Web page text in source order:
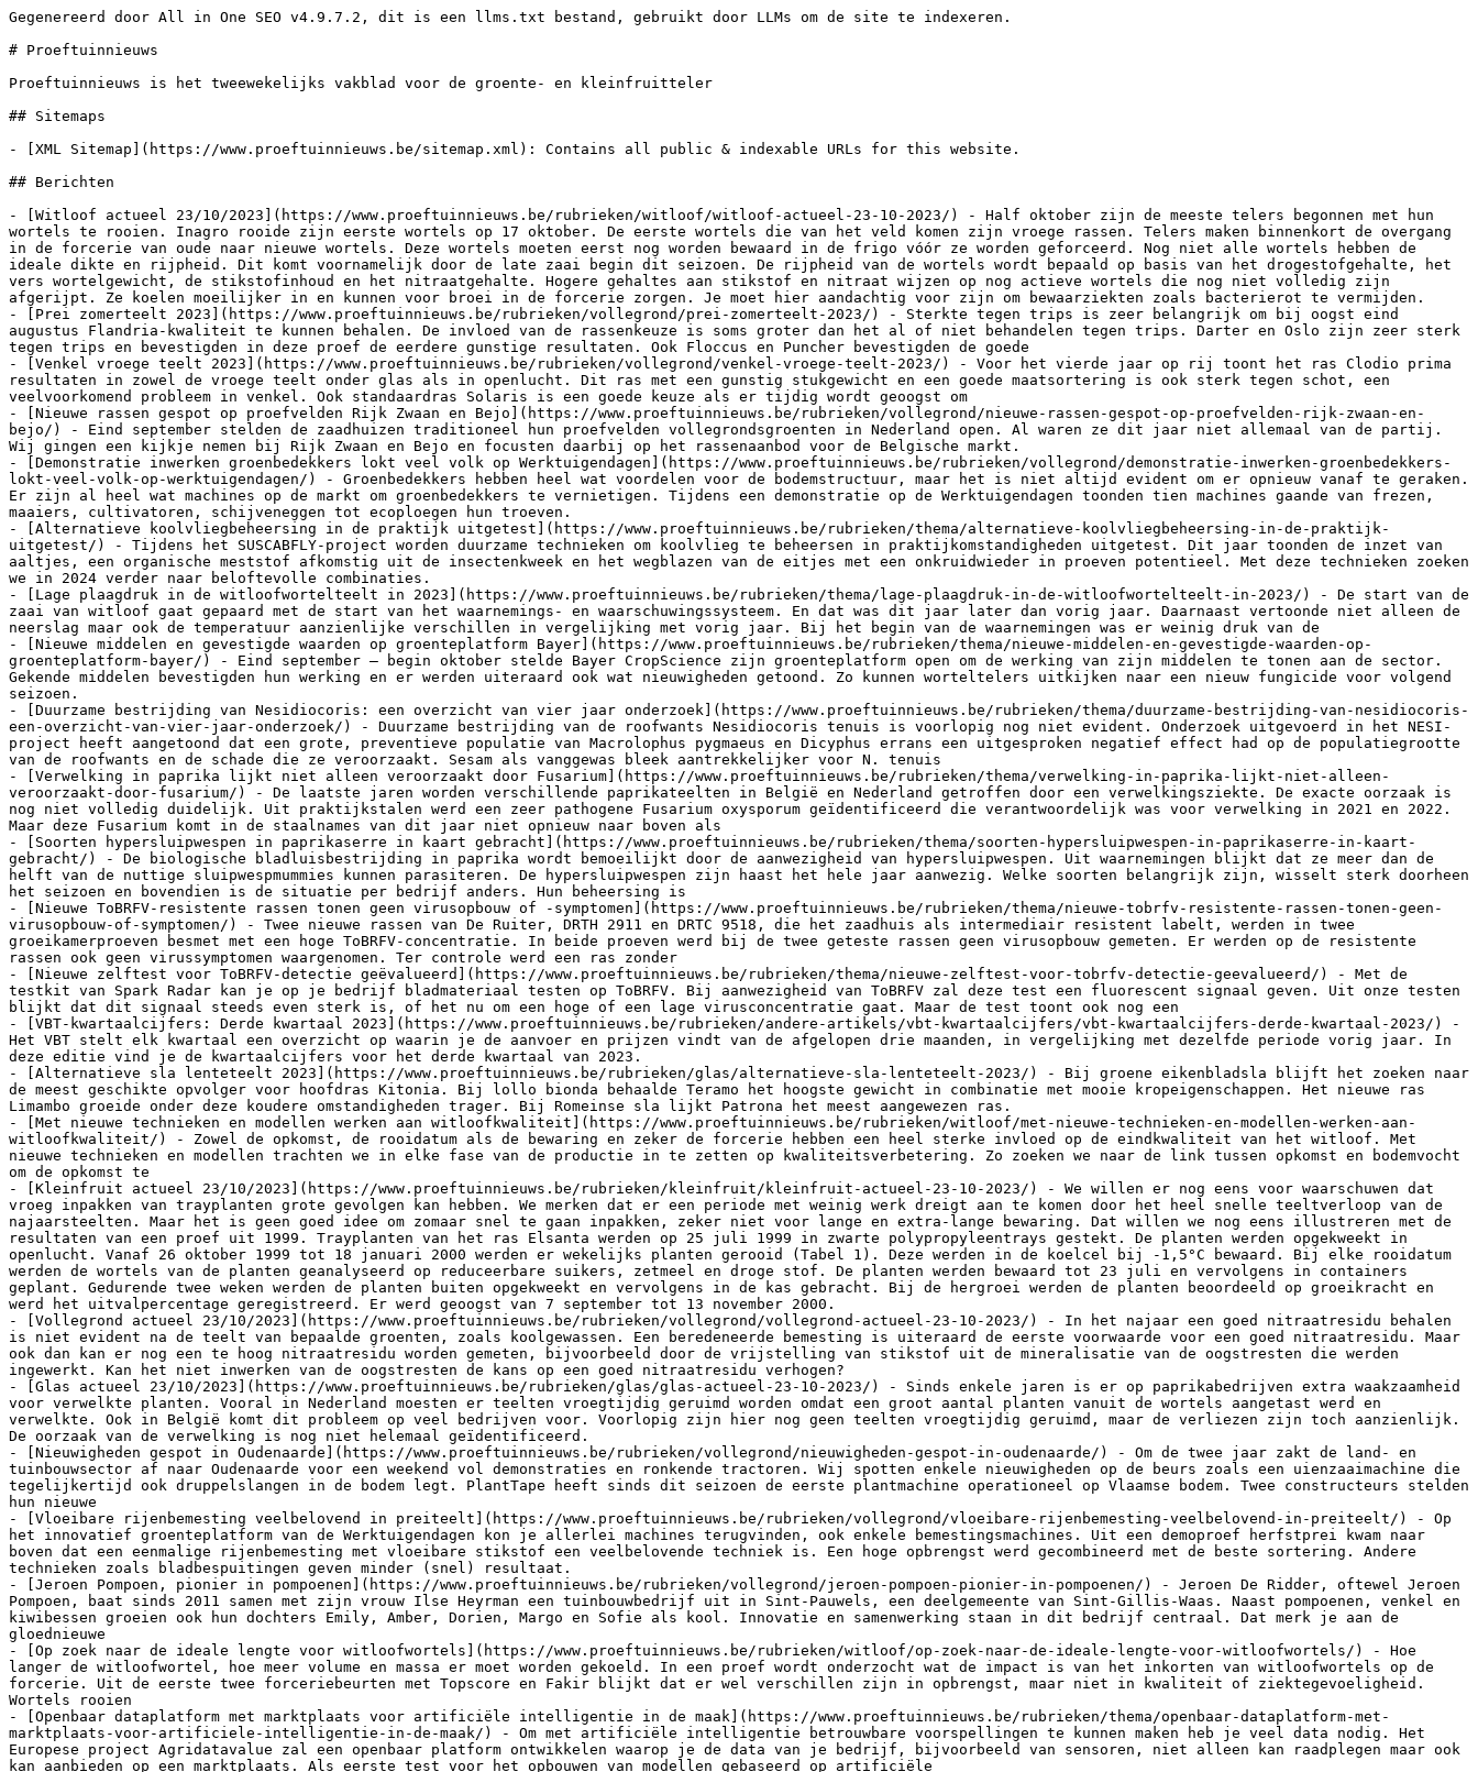
Gegenereerd door All in One SEO v4.9.7.2, dit is een llms.txt bestand, gebruikt door LLMs om de site te indexeren.

# Proeftuinnieuws

Proeftuinnieuws is het tweewekelijks vakblad voor de groente- en kleinfruitteler

## Sitemaps

- [XML Sitemap](https://www.proeftuinnieuws.be/sitemap.xml): Contains all public & indexable URLs for this website.

## Berichten

- [Witloof actueel 23/10/2023](https://www.proeftuinnieuws.be/rubrieken/witloof/witloof-actueel-23-10-2023/) - Half oktober zijn de meeste telers begonnen met hun wortels te rooien. Inagro rooide zijn eerste wortels op 17 oktober. De eerste wortels die van het veld komen zijn vroege rassen. Telers maken binnenkort de overgang in de forcerie van oude naar nieuwe wortels. Deze wortels moeten eerst nog worden bewaard in de frigo vóór ze worden geforceerd. Nog niet alle wortels hebben de ideale dikte en rijpheid. Dit komt voornamelijk door de late zaai begin dit seizoen. De rijpheid van de wortels wordt bepaald op basis van het drogestofgehalte, het vers wortelgewicht, de stikstofinhoud en het nitraatgehalte. Hogere gehaltes aan stikstof en nitraat wijzen op nog actieve wortels die nog niet volledig zijn afgerijpt. Ze koelen moeilijker in en kunnen voor broei in de forcerie zorgen. Je moet hier aandachtig voor zijn om bewaarziekten zoals bacterierot te vermijden.
- [Prei zomerteelt 2023](https://www.proeftuinnieuws.be/rubrieken/vollegrond/prei-zomerteelt-2023/) - Sterkte tegen trips is zeer belangrijk om bij oogst eind augustus Flandria-kwaliteit te kunnen behalen. De invloed van de rassenkeuze is soms groter dan het al of niet behandelen tegen trips. Darter en Oslo zijn zeer sterk tegen trips en bevestigden in deze proef de eerdere gunstige resultaten. Ook Floccus en Puncher bevestigden de goede
- [Venkel vroege teelt 2023](https://www.proeftuinnieuws.be/rubrieken/vollegrond/venkel-vroege-teelt-2023/) - Voor het vierde jaar op rij toont het ras Clodio prima resultaten in zowel de vroege teelt onder glas als in openlucht. Dit ras met een gunstig stukgewicht en een goede maatsortering is ook sterk tegen schot, een veelvoorkomend probleem in venkel. Ook standaardras Solaris is een goede keuze als er tijdig wordt geoogst om
- [Nieuwe rassen gespot op proefvelden Rijk Zwaan en Bejo](https://www.proeftuinnieuws.be/rubrieken/vollegrond/nieuwe-rassen-gespot-op-proefvelden-rijk-zwaan-en-bejo/) - Eind september stelden de zaadhuizen traditioneel hun proefvelden vollegrondsgroenten in Nederland open. Al waren ze dit jaar niet allemaal van de partij. Wij gingen een kijkje nemen bij Rijk Zwaan en Bejo en focusten daarbij op het rassenaanbod voor de Belgische markt.
- [Demonstratie inwerken groenbedekkers lokt veel volk op Werktuigendagen](https://www.proeftuinnieuws.be/rubrieken/vollegrond/demonstratie-inwerken-groenbedekkers-lokt-veel-volk-op-werktuigendagen/) - Groenbedekkers hebben heel wat voordelen voor de bodemstructuur, maar het is niet altijd evident om er opnieuw vanaf te geraken. Er zijn al heel wat machines op de markt om groenbedekkers te vernietigen. Tijdens een demonstratie op de Werktuigendagen toonden tien machines gaande van frezen, maaiers, cultivatoren, schijveneggen tot ecoploegen hun troeven.
- [Alternatieve koolvliegbeheersing in de praktijk uitgetest](https://www.proeftuinnieuws.be/rubrieken/thema/alternatieve-koolvliegbeheersing-in-de-praktijk-uitgetest/) - Tijdens het SUSCABFLY-project worden duurzame technieken om koolvlieg te beheersen in praktijkomstandigheden uitgetest. Dit jaar toonden de inzet van aaltjes, een organische meststof afkomstig uit de insectenkweek en het wegblazen van de eitjes met een onkruidwieder in proeven potentieel. Met deze technieken zoeken we in 2024 verder naar beloftevolle combinaties.
- [Lage plaagdruk in de witloofwortelteelt in 2023](https://www.proeftuinnieuws.be/rubrieken/thema/lage-plaagdruk-in-de-witloofwortelteelt-in-2023/) - De start van de zaai van witloof gaat gepaard met de start van het waarnemings- en waarschuwingssysteem. En dat was dit jaar later dan vorig jaar. Daarnaast vertoonde niet alleen de neerslag maar ook de temperatuur aanzienlijke verschillen in vergelijking met vorig jaar. Bij het begin van de waarnemingen was er weinig druk van de
- [Nieuwe middelen en gevestigde waarden op groenteplatform Bayer](https://www.proeftuinnieuws.be/rubrieken/thema/nieuwe-middelen-en-gevestigde-waarden-op-groenteplatform-bayer/) - Eind september – begin oktober stelde Bayer CropScience zijn groenteplatform open om de werking van zijn middelen te tonen aan de sector. Gekende middelen bevestigden hun werking en er werden uiteraard ook wat nieuwigheden getoond. Zo kunnen worteltelers uitkijken naar een nieuw fungicide voor volgend seizoen.
- [Duurzame bestrijding van Nesidiocoris: een overzicht van vier jaar onderzoek](https://www.proeftuinnieuws.be/rubrieken/thema/duurzame-bestrijding-van-nesidiocoris-een-overzicht-van-vier-jaar-onderzoek/) - Duurzame bestrijding van de roofwants Nesidiocoris tenuis is voorlopig nog niet evident. Onderzoek uitgevoerd in het NESI-project heeft aangetoond dat een grote, preventieve populatie van Macrolophus pygmaeus en Dicyphus errans een uitgesproken negatief effect had op de populatiegrootte van de roofwants en de schade die ze veroorzaakt. Sesam als vanggewas bleek aantrekkelijker voor N. tenuis
- [Verwelking in paprika lijkt niet alleen veroorzaakt door Fusarium](https://www.proeftuinnieuws.be/rubrieken/thema/verwelking-in-paprika-lijkt-niet-alleen-veroorzaakt-door-fusarium/) - De laatste jaren worden verschillende paprikateelten in België en Nederland getroffen door een verwelkingsziekte. De exacte oorzaak is nog niet volledig duidelijk. Uit praktijkstalen werd een zeer pathogene Fusarium oxysporum geïdentificeerd die verantwoordelijk was voor verwelking in 2021 en 2022. Maar deze Fusarium komt in de staalnames van dit jaar niet opnieuw naar boven als
- [Soorten hypersluipwespen in paprikaserre in kaart gebracht](https://www.proeftuinnieuws.be/rubrieken/thema/soorten-hypersluipwespen-in-paprikaserre-in-kaart-gebracht/) - De biologische bladluisbestrijding in paprika wordt bemoeilijkt door de aanwezigheid van hypersluipwespen. Uit waarnemingen blijkt dat ze meer dan de helft van de nuttige sluipwespmummies kunnen parasiteren. De hypersluipwespen zijn haast het hele jaar aanwezig. Welke soorten belangrijk zijn, wisselt sterk doorheen het seizoen en bovendien is de situatie per bedrijf anders. Hun beheersing is
- [Nieuwe ToBRFV-resistente rassen tonen geen virusopbouw of -symptomen](https://www.proeftuinnieuws.be/rubrieken/thema/nieuwe-tobrfv-resistente-rassen-tonen-geen-virusopbouw-of-symptomen/) - Twee nieuwe rassen van De Ruiter, DRTH 2911 en DRTC 9518, die het zaadhuis als intermediair resistent labelt, werden in twee groeikamerproeven besmet met een hoge ToBRFV-concentratie. In beide proeven werd bij de twee geteste rassen geen virusopbouw gemeten. Er werden op de resistente rassen ook geen virussymptomen waargenomen. Ter controle werd een ras zonder
- [Nieuwe zelftest voor ToBRFV-detectie geëvalueerd](https://www.proeftuinnieuws.be/rubrieken/thema/nieuwe-zelftest-voor-tobrfv-detectie-geevalueerd/) - Met de testkit van Spark Radar kan je op je bedrijf bladmateriaal testen op ToBRFV. Bij aanwezigheid van ToBRFV zal deze test een fluorescent signaal geven. Uit onze testen blijkt dat dit signaal steeds even sterk is, of het nu om een hoge of een lage virusconcentratie gaat. Maar de test toont ook nog een
- [VBT-kwartaalcijfers: Derde kwartaal 2023](https://www.proeftuinnieuws.be/rubrieken/andere-artikels/vbt-kwartaalcijfers/vbt-kwartaalcijfers-derde-kwartaal-2023/) - Het VBT stelt elk kwartaal een overzicht op waarin je de aanvoer en prijzen vindt van de afgelopen drie maanden, in vergelijking met dezelfde periode vorig jaar. In deze editie vind je de kwartaalcijfers voor het derde kwartaal van 2023.
- [Alternatieve sla lenteteelt 2023](https://www.proeftuinnieuws.be/rubrieken/glas/alternatieve-sla-lenteteelt-2023/) - Bij groene eikenbladsla blijft het zoeken naar de meest geschikte opvolger voor hoofdras Kitonia. Bij lollo bionda behaalde Teramo het hoogste gewicht in combinatie met mooie kropeigenschappen. Het nieuwe ras Limambo groeide onder deze koudere omstandigheden trager. Bij Romeinse sla lijkt Patrona het meest aangewezen ras.
- [Met nieuwe technieken en modellen werken aan witloofkwaliteit](https://www.proeftuinnieuws.be/rubrieken/witloof/met-nieuwe-technieken-en-modellen-werken-aan-witloofkwaliteit/) - Zowel de opkomst, de rooidatum als de bewaring en zeker de forcerie hebben een heel sterke invloed op de eindkwaliteit van het witloof. Met nieuwe technieken en modellen trachten we in elke fase van de productie in te zetten op kwaliteitsverbetering. Zo zoeken we naar de link tussen opkomst en bodemvocht om de opkomst te
- [Kleinfruit actueel 23/10/2023](https://www.proeftuinnieuws.be/rubrieken/kleinfruit/kleinfruit-actueel-23-10-2023/) - We willen er nog eens voor waarschuwen dat vroeg inpakken van trayplanten grote gevolgen kan hebben. We merken dat er een periode met weinig werk dreigt aan te komen door het heel snelle teeltverloop van de najaarsteelten. Maar het is geen goed idee om zomaar snel te gaan inpakken, zeker niet voor lange en extra-lange bewaring. Dat willen we nog eens illustreren met de resultaten van een proef uit 1999. Trayplanten van het ras Elsanta werden op 25 juli 1999 in zwarte polypropyleentrays gestekt. De planten werden opgekweekt in openlucht. Vanaf 26 oktober 1999 tot 18 januari 2000 werden er wekelijks planten gerooid (Tabel 1). Deze werden in de koelcel bij -1,5°C bewaard. Bij elke rooidatum werden de wortels van de planten geanalyseerd op reduceerbare suikers, zetmeel en droge stof. De planten werden bewaard tot 23 juli en vervolgens in containers geplant. Gedurende twee weken werden de planten buiten opgekweekt en vervolgens in de kas gebracht. Bij de hergroei werden de planten beoordeeld op groeikracht en werd het uitvalpercentage gere